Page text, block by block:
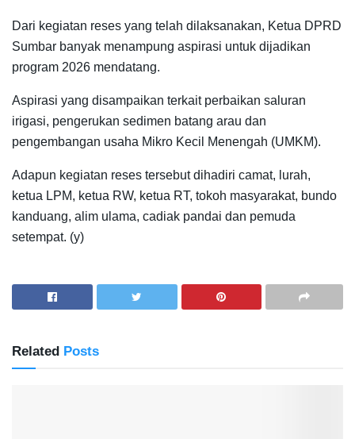
Dari kegiatan reses yang telah dilaksanakan, Ketua DPRD
Sumbar banyak menampung aspirasi untuk dijadikan
program 2026 mendatang.
Aspirasi yang disampaikan terkait perbaikan saluran
irigasi, pengerukan sedimen batang arau dan
pengembangan usaha Mikro Kecil Menengah (UMKM).
Adapun kegiatan reses tersebut dihadiri camat, lurah,
ketua LPM, ketua RW, ketua RT, tokoh masyarakat, bundo
kanduang, alim ulama, cadiak pandai dan pemuda
setempat. (y)
Related Posts